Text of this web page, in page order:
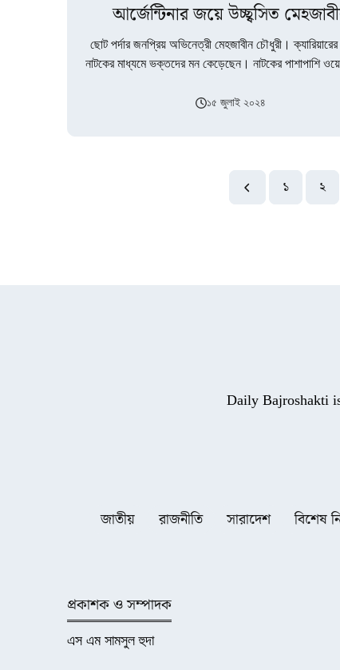
আর্জেন্টিনার জয়ে উচ্ছ্বসিত
ছোট পর্দার জনপ্রিয় অভিনেত্রী মেহজাবীন চৌধুরী।
নাটকের মাধ্যমে ভক্তদের মন কেড়েছেন। নাটকের পাশাপাশি
১৫ জুলাই ২০২৪
১ ২
Daily Bajroshakti
জাতীয় রাজনীতি সারাদেশ বিশেষ
প্রকাশক ও সম্পাদক
এস এম সামসুল হুদা